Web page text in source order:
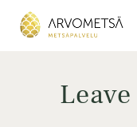
Siirry sisältöön